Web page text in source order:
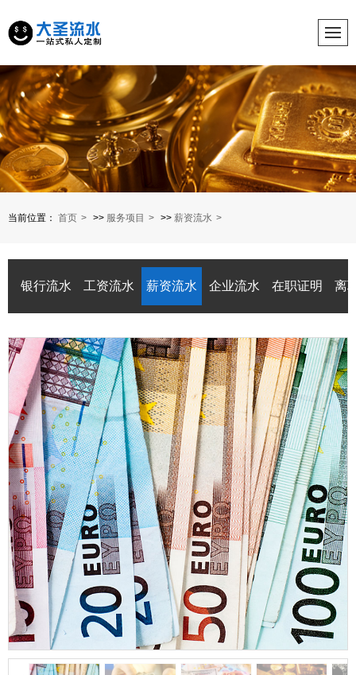
当前位置： 首页 >> 服务项目 >> 薪资流水
银行流水 工资流水 薪资流水 企业流水 在职证明 离